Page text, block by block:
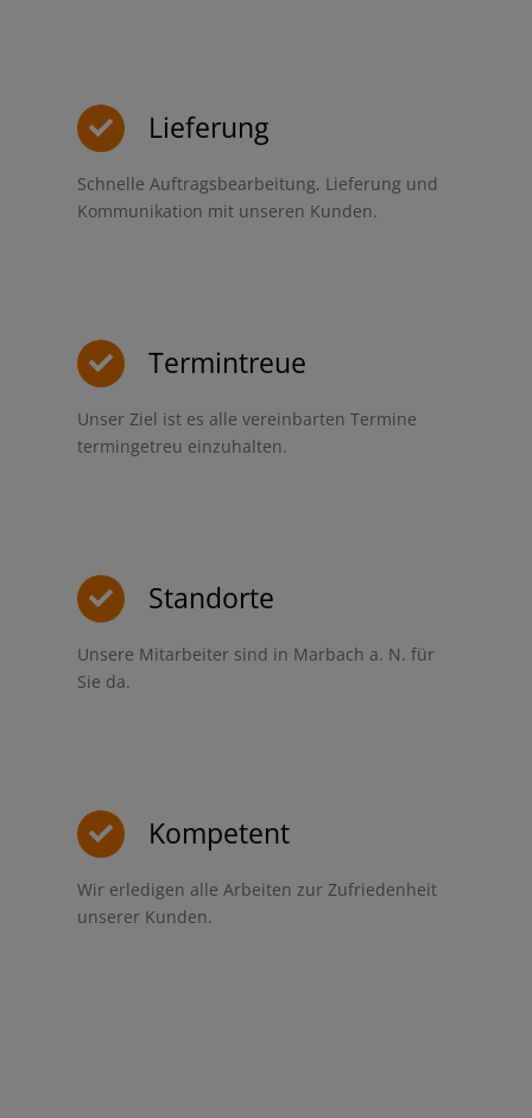
Lieferung
Schnelle Auftragsbearbeitung, Lieferung und
Kommunikation mit unseren Kunden.
Termintreue
Unser Ziel ist es alle vereinbarten Termine
termingetreu einzuhalten.
Standorte
Unsere Mitarbeiter sind in Marbach a. N. für
Sie da.
Kompetent
Wir erledigen alle Arbeiten zur Zufriedenheit
unserer Kunden.